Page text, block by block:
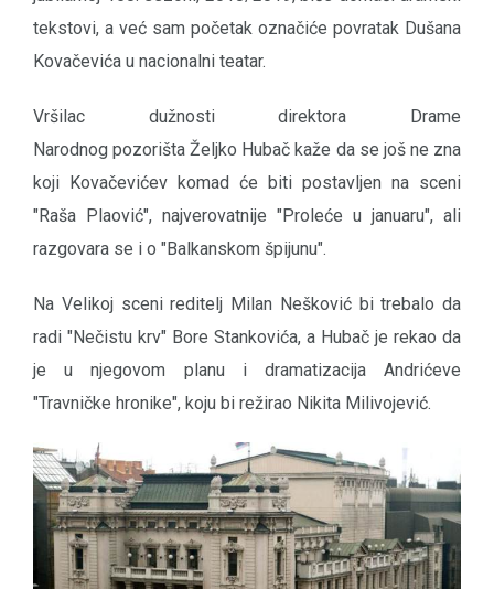
tekstovi, a već sam početak označiće povratak Dušana
Kovačevića u nacionalni teatar.
Vršilac dužnosti direktora Drame
Narodnog pozorišta Željko Hubač kaže da se još ne zna
koji Kovačevićev komad će biti postavljen na sceni
"Raša Plaović", najverovatnije "Proleće u januaru", ali
razgovara se i o "Balkanskom špijunu".
Na Velikoj sceni reditelj Milan Nešković bi trebalo da
radi "Nečistu krv" Bore Stankovića, a Hubač je rekao da
je u njegovom planu i dramatizacija Andrićeve
"Travničke hronike", koju bi režirao Nikita Milivojević.